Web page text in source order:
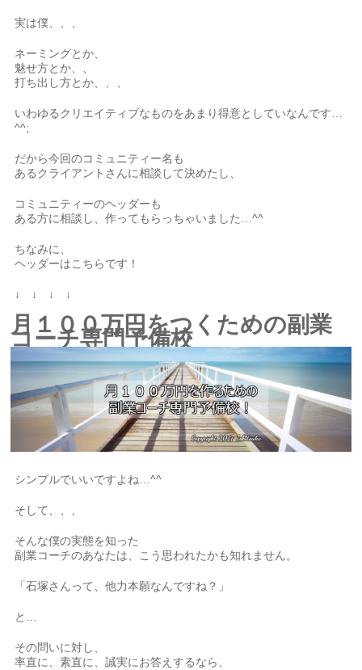
実は僕、、、
ネーミングとか、
魅せ方とか、、
打ち出し方とか、、、
いわゆるクリエイティブなものをあまり得意としていなんです…
^^;
だから今回のコミュニティー名も
あるクライアントさんに相談して決めたし、
コミュニティーのヘッダーも
ある方に相談し、作ってもらっちゃいました…^^
ちなみに、
ヘッダーはこちらです！
↓ ↓ ↓ ↓
月１００万円をつくための副業
コーチ専門予備校
シンプルでいいですよね…^^
そして、、、
そんな僕の実態を知った
副業コーチのあなたは、こう思われたかも知れません。
「石塚さんって、他力本願なんですね？」
と…
その問いに対し、
率直に、素直に、誠実にお答えするなら、